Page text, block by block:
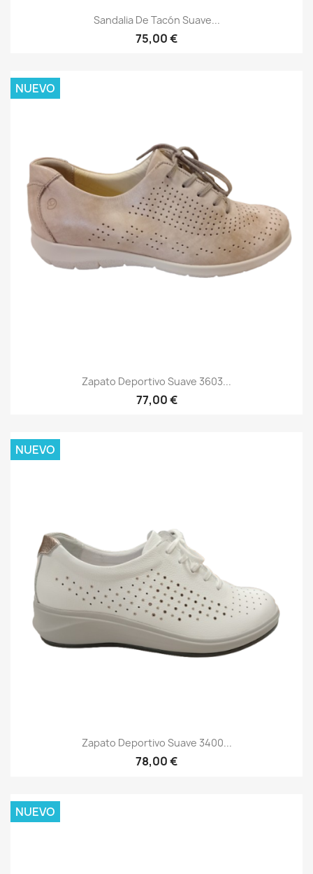
Sandalia De Tacón Suave...
75,00 €
Zapato Deportivo Suave 3603...
77,00 €
NUEVO
Zapato Deportivo Suave 3400...
78,00 €
NUEVO
NUEVO